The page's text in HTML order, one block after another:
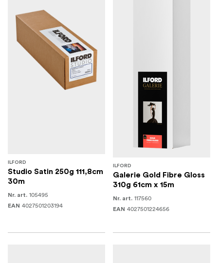
ILFORD
Studio Satin 250g 111,8cm
30m
Nr. art. 105495
EAN 4027501203194
ILFORD
Galerie Gold Fibre Gloss
310g 61cm x 15m
Nr. art. 117560
EAN 4027501224656